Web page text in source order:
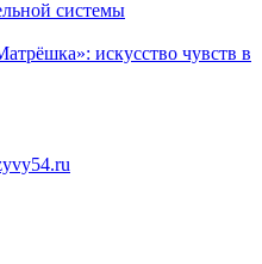
системы
искусство чувств в